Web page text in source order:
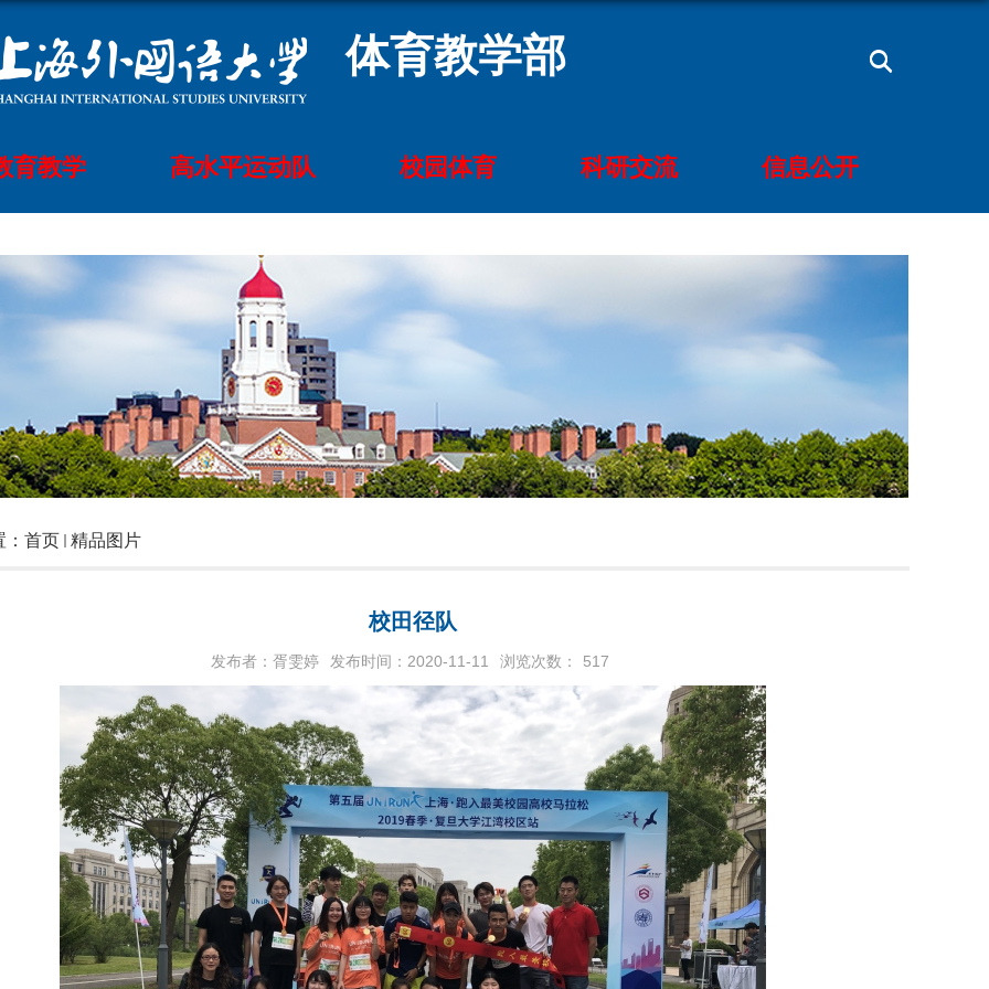
体育教学部
育教学 高水平运动队 校园体育 科研交流 信息公开
首页 精品图片
校田径队
发布者：胥雯婷 发布时间：2020-11-11 浏览次数： 517